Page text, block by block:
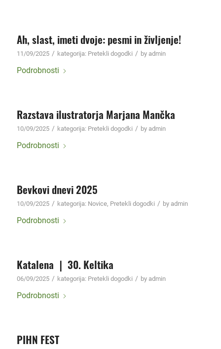
Ah, slast, imeti dvoje: pesmi in življenje!
11/09/2025 / kategorija: Pretekli dogodki / by admin
Podrobnosti
Razstava ilustratorja Marjana Mančka
10/09/2025 / kategorija: Pretekli dogodki / by admin
Podrobnosti
Bevkovi dnevi 2025
10/09/2025 / kategorija: Novice, Pretekli dogodki / by admin
Podrobnosti
Katalena ❘ 30. Keltika
06/09/2025 / kategorija: Pretekli dogodki / by admin
Podrobnosti
PIHN FEST